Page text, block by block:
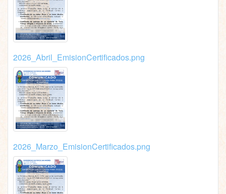
2026_Abril_EmisionCertificados.png
2026_Marzo_EmisionCertificados.png